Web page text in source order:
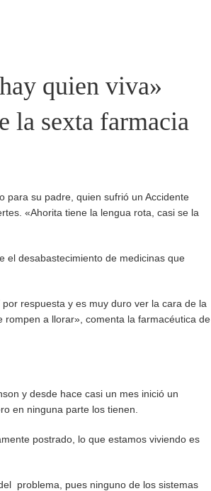
quien viva»
la sexta farmacia
para su padre, quien sufrió un Accidente
«Ahorita tiene la lengua rota, casi se la
el desabastecimiento de medicinas que
respuesta y es muy duro ver la cara de la
a llorar», comenta la farmacéutica de
y desde hace casi un mes inició un
en ninguna parte los tienen.
postrado, lo que estamos viviendo es
problema, pues ninguno de los sistemas